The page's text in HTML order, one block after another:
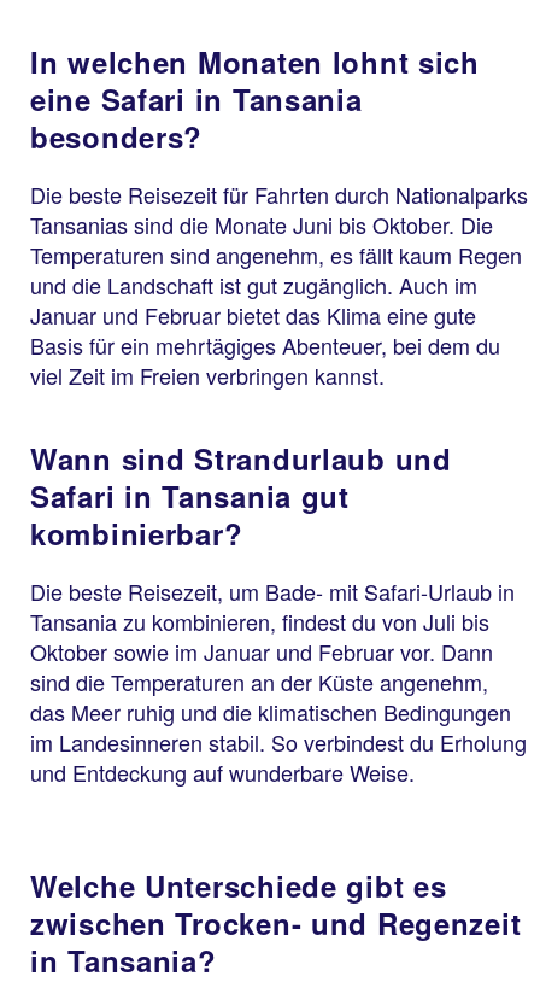
In welchen Monaten lohnt sich
eine Safari in Tansania
besonders?
Die beste Reisezeit für Fahrten durch Nationalparks
Tansanias sind die Monate Juni bis Oktober. Die
Temperaturen sind angenehm, es fällt kaum Regen
und die Landschaft ist gut zugänglich. Auch im
Januar und Februar bietet das Klima eine gute
Basis für ein mehrtägiges Abenteuer, bei dem du
viel Zeit im Freien verbringen kannst.
Wann sind Strandurlaub und
Safari in Tansania gut
kombinierbar?
Die beste Reisezeit, um Bade- mit Safari-Urlaub in
Tansania zu kombinieren, findest du von Juli bis
Oktober sowie im Januar und Februar vor. Dann
sind die Temperaturen an der Küste angenehm,
das Meer ruhig und die klimatischen Bedingungen
im Landesinneren stabil. So verbindest du Erholung
und Entdeckung auf wunderbare Weise.
Welche Unterschiede gibt es
zwischen Trocken- und Regenzeit
in Tansania?